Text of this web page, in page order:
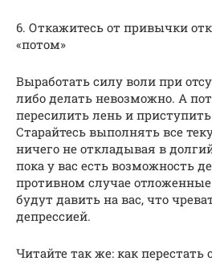
6. Откажитесь от привычки
«потом»
Выработать силу воли при
либо делать невозможно. А
пересилить лень и
Старайтесь выполнять все
ничего не откладывая в
пока у вас есть возможность
противном случае
будут давить на вас, что
депрессией.
Читайте так же: как перестать